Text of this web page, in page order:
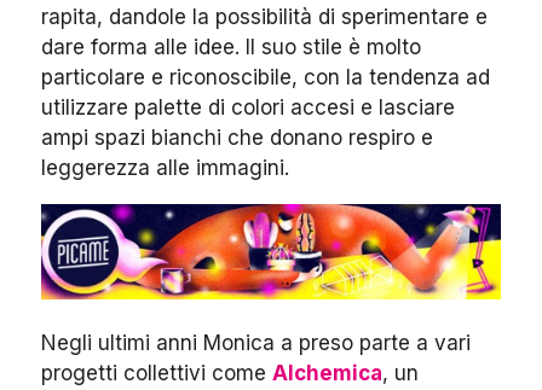
rapita, dandole la possibilità di sperimentare e
dare forma alle idee. Il suo stile è molto
particolare e riconoscibile, con la tendenza ad
utilizzare palette di colori accesi e lasciare
ampi spazi bianchi che donano respiro e
leggerezza alle immagini.
Negli ultimi anni Monica a preso parte a vari
progetti collettivi come Alchemica, un